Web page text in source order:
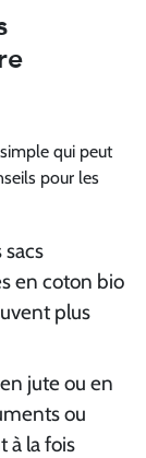
qui peut
pour les
sacs
en coton bio
plus
jute ou en
ou
à la fois